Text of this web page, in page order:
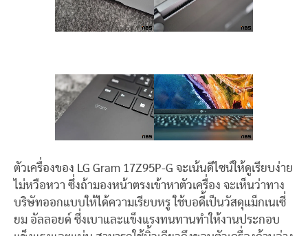
ตัวเครื่องของ LG Gram 17Z95P-G จะเน้นดีไซน์ให้ดูเรียบง่าย
ไม่หวือหวา ซึ่งถ้ามองหน้าตรงเข้าหาตัวเครื่อง จะเห็นว่าทาง
บริษัทออกแบบให้ได้ความเรียบหรู ใช้บอดี้เป็นวัสดุแม็กเนเซี่
ยม อัลลอยด์ ซึ่งเบาและแข็งแรงทนทานทำให้งานประกอบ